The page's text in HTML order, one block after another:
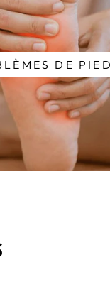
DE